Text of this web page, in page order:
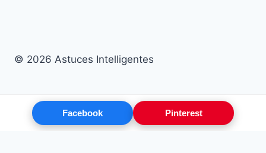
© 2026 Astuces Intelligentes
Facebook Pinterest